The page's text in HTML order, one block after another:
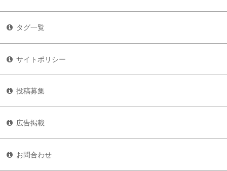
タグ一覧
サイトポリシー
投稿募集
広告掲載
お問合わせ